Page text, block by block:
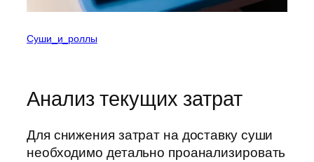
Суши_и_роллы
Анализ текущих затрат
Для снижения затрат на доставку суши
необходимо детально проанализировать